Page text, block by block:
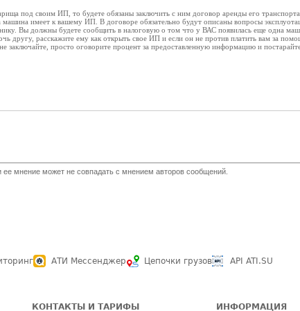
под своим ИП, то будете обязаны заключить с ним договор аренды его
машина имеет к вашему ИП. В договоре обязательно будут описаны вопросы
Вы должны будете сообщить в налоговую о том что у ВАС появилась еще одна
другу, расскажите ему как открыть свое ИП и если он не против платить вам за
заключайте, просто оговорите процент за предоставленную информацию и
мнение может не совпадать с мнением авторов сообщений.
АТИ Мессенджер Цепочки грузов API ATI.SU
КОНТАКТЫ И ТАРИФЫ ИНФОРМАЦИЯ